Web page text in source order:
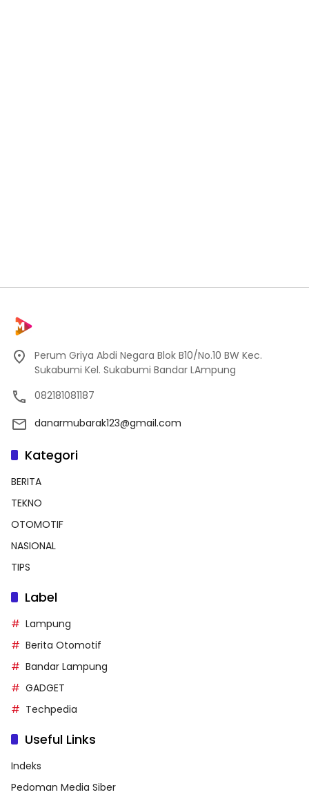
Perum Griya Abdi Negara Blok B10/No.10 BW Kec.
Sukabumi Kel. Sukabumi Bandar LAmpung
082181081187
danarmubarak123@gmail.com
Kategori
BERITA
TEKNO
OTOMOTIF
NASIONAL
TIPS
Label
Lampung
Berita Otomotif
Bandar Lampung
GADGET
Techpedia
Useful Links
Indeks
Pedoman Media Siber